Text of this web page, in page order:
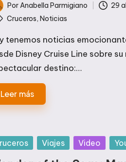
Por Anabella Parmigiano 29
Cruceros, Noticias
tenemos noticias
Disney Cruise Line sobre su
destino:…
Leer más
Viajes Video